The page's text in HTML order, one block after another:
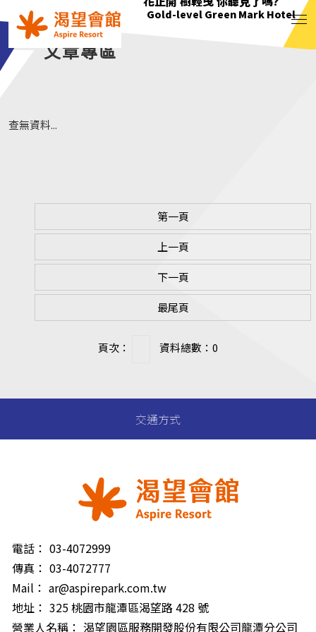
Gold-level Green Mark Hotel
Gold-level Green Mark Hotel
Gold-level Green Mark Hotel
Gold-level Green Mark Hotel
文章專區
查無資料...
第一頁
上一頁
下一頁
最尾頁
頁次： 資料總數：0
交通方式
電話： 03-4072999
傳真： 03-4072777
Mail： ar@aspirepark.com.tw
地址： 325 桃園市龍潭區渴望路 428 號
營業人名稱： 渴望園區服務開發股份有限公司龍潭分公司